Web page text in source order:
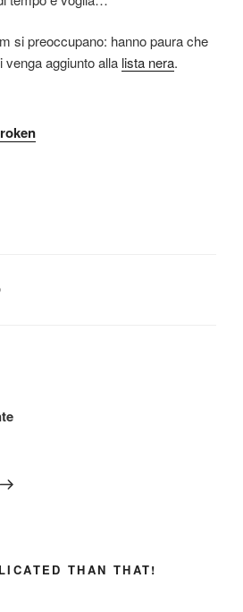
si preoccupano: hanno paura che
venga aggiunto alla lista nera.
THAN THAT!